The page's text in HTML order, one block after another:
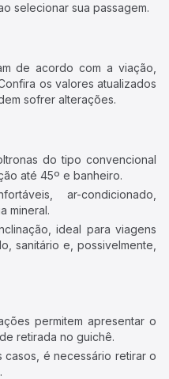
selecionar sua passagem.
de acordo com a viação,
os valores atualizados
sofrer alterações.
do tipo convencional
até 45º e banheiro.
ar-condicionado,
mineral.
ideal para viagens
sanitário e, possivelmente,
permitem apresentar o
retirada no guichê.
casos, é necessário retirar o